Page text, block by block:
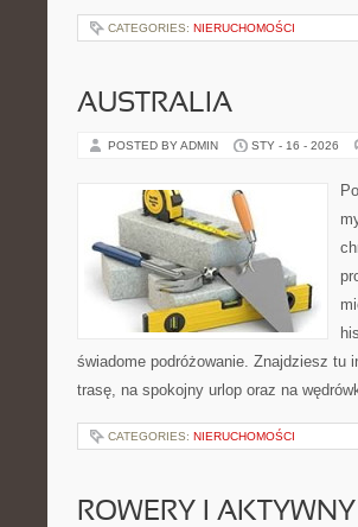
CATEGORIES: NIERUCHOMOŚCI
AUSTRALIA
POSTED BY ADMIN STY - 16 - 2026
świadome podróżowanie. Znajdziesz tu
trasę, na spokojny urlop oraz na
CATEGORIES: NIERUCHOMOŚCI
ROWERY I